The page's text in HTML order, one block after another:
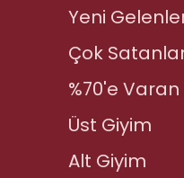
Yeni
Çok
%70'e
Üst Giyim
Alt Giyim